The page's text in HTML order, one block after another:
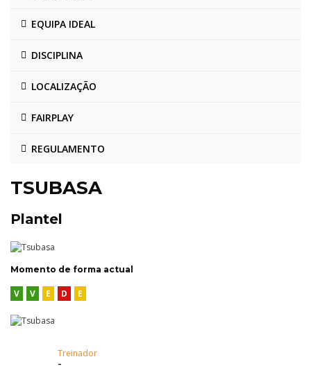
EQUIPA IDEAL
DISCIPLINA
LOCALIZAÇÃO
FAIRPLAY
REGULAMENTO
TSUBASA
Plantel
Momento de forma actual
V V E D E
Treinador